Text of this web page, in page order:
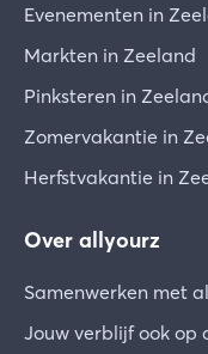
Evenementen in
Markten in Zeeland
Pinksteren in
Zomervakantie in
Herfstvakantie in
Over allyourz
Samenwerken met
Jouw verblijf ook op